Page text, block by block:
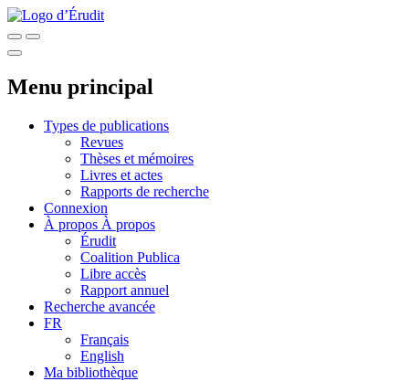
Menu principal
Types de publications
Revues
Thèses et mémoires
Livres et actes
Rapports de recherche
Connexion
À propos À propos
Érudit
Coalition Publica
Libre accès
Rapport annuel
Recherche avancée
FR
Français
English
Ma bibliothèque